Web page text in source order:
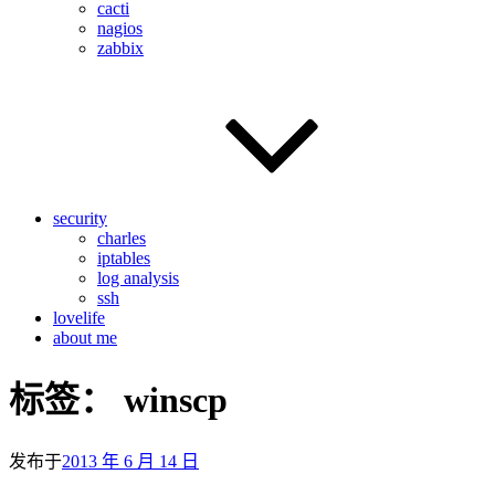
cacti
nagios
zabbix
security
charles
iptables
log analysis
ssh
lovelife
about me
标签： winscp
发布于2013 年 6 月 14 日